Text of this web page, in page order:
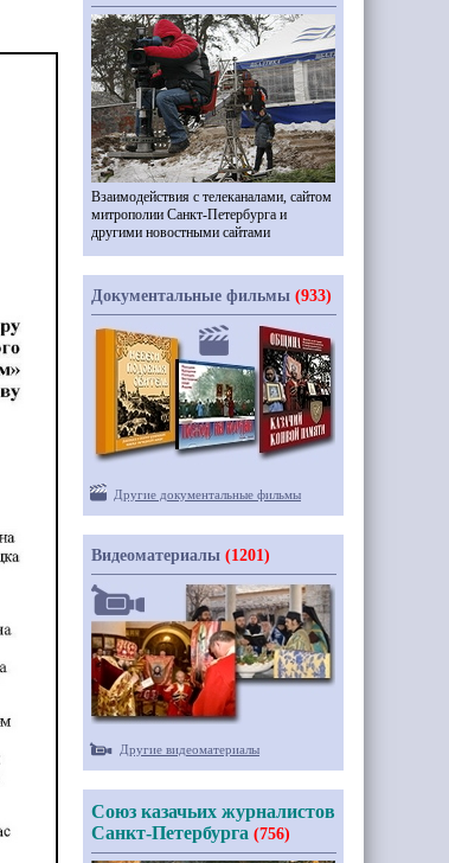
Взаимодействия с телеканалами, сайтом
митрополии Санкт-Петербурга и
другими новостными сайтами
Документальные фильмы (933)
Другие документальные фильмы
Видеоматериалы (1201)
Другие видеоматериалы
Союз казачьих журналистов
Санкт-Петербурга (756)